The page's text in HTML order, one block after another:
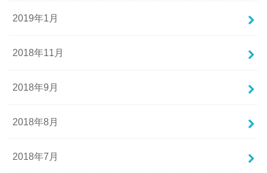
2019年1月
2018年11月
2018年9月
2018年8月
2018年7月